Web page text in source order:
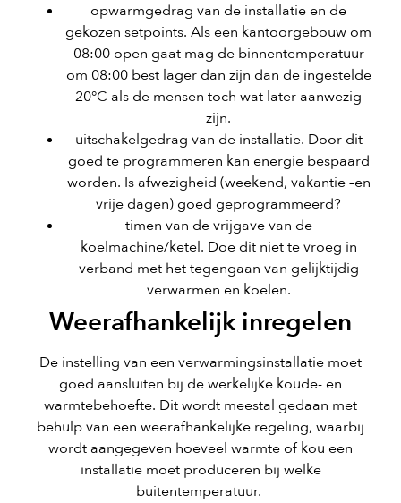
opwarmgedrag van de installatie en de
gekozen setpoints. Als een kantoorgebouw om
08:00 open gaat mag de binnentemperatuur
om 08:00 best lager dan zijn dan de ingestelde
20°C als de mensen toch wat later aanwezig
zijn.
uitschakelgedrag van de installatie. Door dit
goed te programmeren kan energie bespaard
worden. Is afwezigheid (weekend, vakantie –en
vrije dagen) goed geprogrammeerd?
timen van de vrijgave van de
koelmachine/ketel. Doe dit niet te vroeg in
verband met het tegengaan van gelijktijdig
verwarmen en koelen.
Weerafhankelijk inregelen
De instelling van een verwarmingsinstallatie moet
goed aansluiten bij de werkelijke koude- en
warmtebehoefte. Dit wordt meestal gedaan met
behulp van een weerafhankelijke regeling, waarbij
wordt aangegeven hoeveel warmte of kou een
installatie moet produceren bij welke
buitentemperatuur.